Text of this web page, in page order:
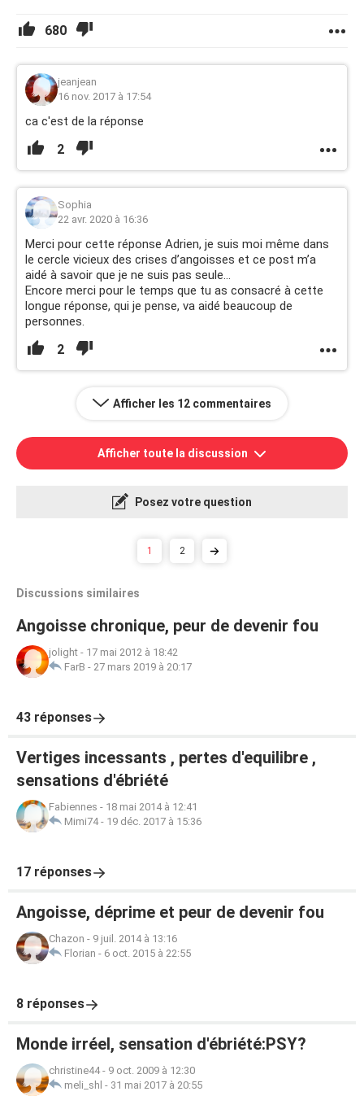
680
jeanjean
16 nov. 2017 à 17:54
ca c'est de la réponse
2
Sophia
22 avr. 2020 à 16:36
Merci pour cette réponse Adrien, je suis moi même dans
le cercle vicieux des crises d’angoisses et ce post m’a
aidé à savoir que je ne suis pas seule...
Encore merci pour le temps que tu as consacré à cette
longue réponse, qui je pense, va aidé beaucoup de
personnes.
2
Afficher les 12 commentaires
Afficher toute la discussion
Posez votre question
1 2
Discussions similaires
Angoisse chronique, peur de devenir fou
jolight - 17 mai 2012 à 18:42
FarB - 27 mars 2019 à 20:17
43 réponses
Vertiges incessants , pertes d'equilibre ,
sensations d'ébriété
Fabiennes - 18 mai 2014 à 12:41
Mimi74- 19 déc. 2017 à 15:36
17 réponses
Angoisse, déprime et peur de devenir fou
Chazon - 9 juil. 2014 à 13:16
Florian - 6 oct. 2015 à 22:55
8 réponses
Monde irréel, sensation d'ébriété:PSY?
christine44- 9 oct. 2009 à 12:30
meli_shl - 31 mai 2017 à 20:55